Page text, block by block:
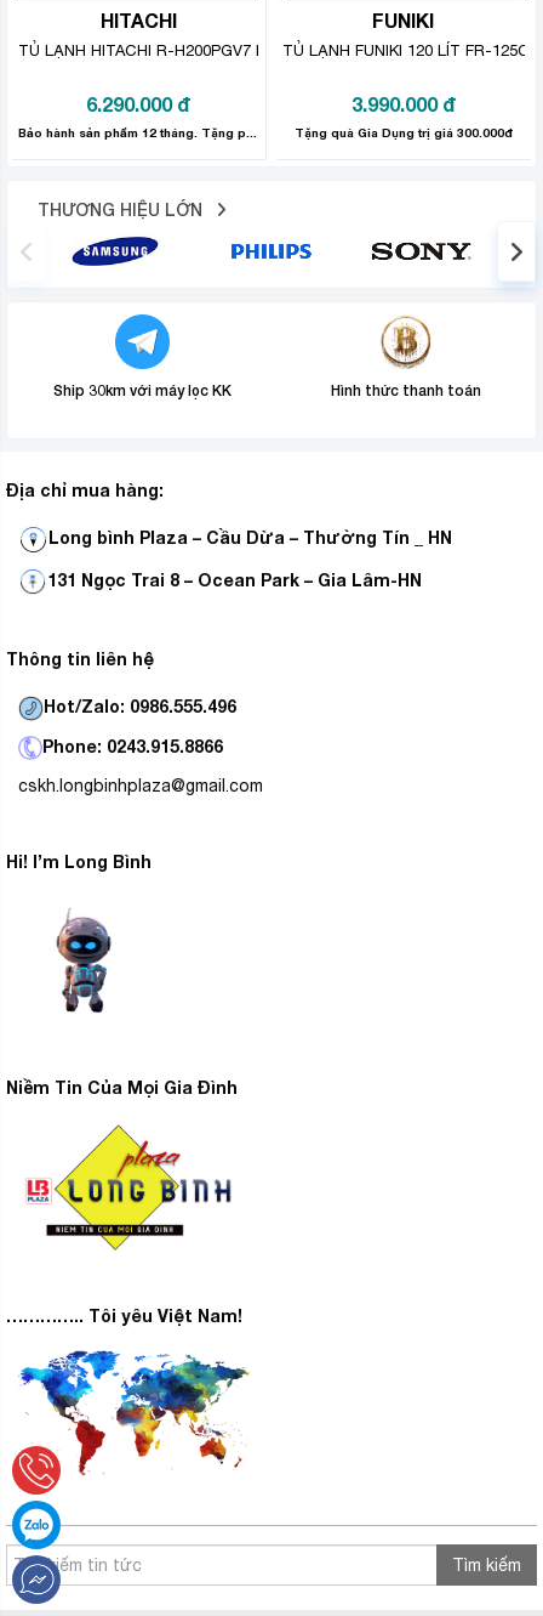
Công nghệ Inverter cũng giúp cho máy hoạt động êm ái,
bền bỉ và ít gây tiếng ồn ảnh hưởng tới sinh hoạt của gia
Tủ lạnh được thiết kế thêm khay đựng trứng riêng biệt
hơn không sợ trứng rơi vỡ hay mất nhiều diện tích do
không có chỗ đặt hợp lý.
Tủ lạnh Panasonic NR-BS63XNVN
nghệ Hygieneactive giúp lọc không khí bên trong tủ
được tốt hơn, tránh được hiện tượng lẫn mùi giữa các
loại thực phẩm khác nhau.
Dung tích lớn sử dụng lớn 581 lít
Tủ lạnh có tổng dung tích sử dụng lên đến 581 lít thích
Giúp gia đình bạn thoải mái dự trữ thực phẩm sử dụng
trong thời gian dài mà không mất quá nhiều thời gian đi
chợ.
HITACHI
TỦ LẠNH HITACHI R-H200PGV7 INVERTER 203 LÍT
6.290.000 đ
FUNIKI
TỦ LẠNH FUNIKI 120 LÍT FR-125CI
3.990.000 đ
Tặng quà Gia Dụng trị giá 300.000đ
THƯƠNG HIỆU LỚN
Ship 30km với máy lọc KK Hình thức thanh toán
Địa chỉ mua hàng:
Long bình Plaza – Cầu Dừa – Thường Tín _ HN
131 Ngọc Trai 8 – Ocean Park – Gia Lâm-HN
Thông tin liên hệ
Hot/Zalo: 0986.555.496
Phone: 0243.915.8866
cskh.longbinhplaza@gmail.com
Hi! I’m Long Bình
Niềm Tin Của Mọi Gia Đình
………….. Tôi yêu Việt Nam!
Tìm kiếm